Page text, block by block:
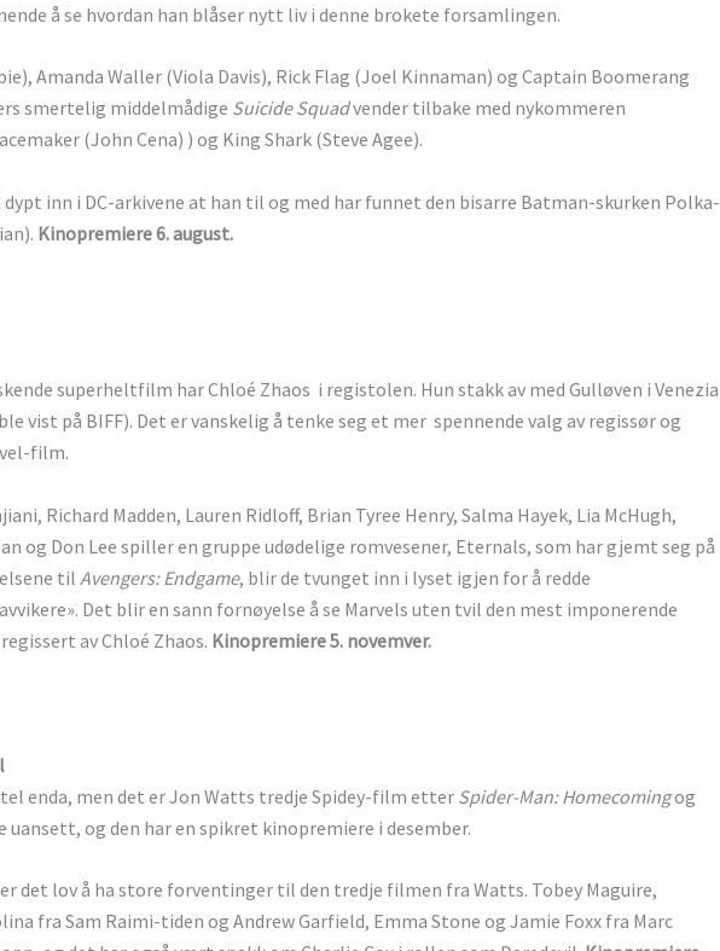
å se hvordan han blåser nytt liv i denne brokete forsamlingen.
Amanda Waller (Viola Davis), Rick Flag (Joel Kinnaman) og Captain Boomerang
smertelig middelmådige Suicide Squadvender tilbake med nykommeren
(John Cena) ) og King Shark (Steve Agee).
dypt inn i DC-arkivene at han til og med har funnet den bisarre Batman-skurken Polka-
Kinopremiere 6. august.
superheltfilm har Chloé Zhaos i registolen. Hun stakk av med Gulløven i Venezia
vist på BIFF). Det er vanskelig å tenke seg et mer spennende valg av regissør og
film.
Richard Madden, Lauren Ridloff, Brian Tyree Henry, Salma Hayek, Lia McHugh,
og Don Lee spiller en gruppe udødelige romvesener, Eternals, som har gjemt seg på
til Avengers: Endgame, blir de tvunget inn i lyset igjen for å redde
Det blir en sann fornøyelse å se Marvels uten tvil den mest imponerende
av Chloé Zhaos. Kinopremiere 5. novemver.
enda, men det er Jon Watts tredje Spidey-film etter Spider-Man: Homecomingog
uansett, og den har en spikret kinopremiere i desember.
det lov å ha store forventinger til den tredje filmen fra Watts. Tobey Maguire,
fra Sam Raimi-tiden og Andrew Garfield, Emma Stone og Jamie Foxx fra Marc